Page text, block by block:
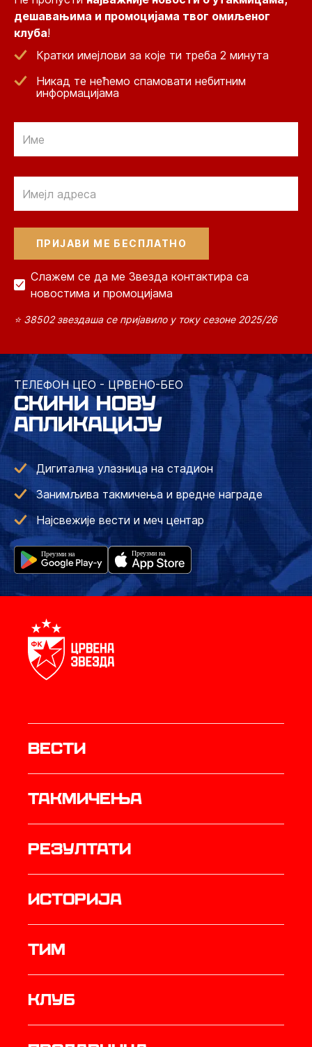
дешавањима и промоцијама твог омиљеног
клуба!
Кратки имејлови за које ти треба 2 минута
Никад те нећемо спамовати небитним
информацијама
Слажем се да ме Звезда контактира са
новостима и промоцијама
⭐ 38502 звездаша се пријавило у току сезоне 2025/26
ТЕЛЕФОН ЦЕО - ЦРВЕНО-БЕО
СКИНИ НОВУ
АПЛИКАЦИЈУ
Дигитална улазница на стадион
Занимљива такмичења и вредне награде
Најсвежије вести и меч центар
Вести
Такмичења
резултати
историја
ТИМ
Клуб